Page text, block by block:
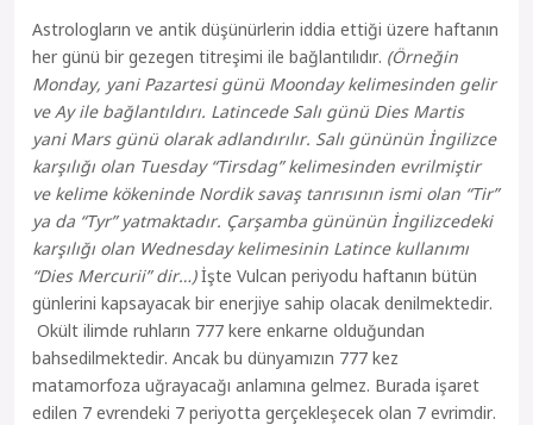
Astrologların ve antik düşünürlerin iddia ettiği üzere haftanın
her günü bir gezegen titreşimi ile bağlantılıdır. (Örneğin
Monday, yani Pazartesi günü Moonday kelimesinden gelir
ve Ay ile bağlantıldırı. Latincede Salı günü Dies Martis
yani Mars günü olarak adlandırılır. Salı gününün İngilizce
karşılığı olan Tuesday “Tirsdag” kelimesinden evrilmiştir
ve kelime kökeninde Nordik savaş tanrısının ismi olan “Tir”
ya da “Tyr” yatmaktadır. Çarşamba gününün İngilizcedeki
karşılığı olan Wednesday kelimesinin Latince kullanımı
“Dies Mercurii” dir…)İşte Vulcan periyodu haftanın bütün
günlerini kapsayacak bir enerjiye sahip olacak denilmektedir.
Okült ilimde ruhların 777 kere enkarne olduğundan
bahsedilmektedir. Ancak bu dünyamızın 777 kez
matamorfoza uğrayacağı anlamına gelmez. Burada işaret
edilen 7 evrendeki 7 periyotta gerçekleşecek olan 7 evrimdir.